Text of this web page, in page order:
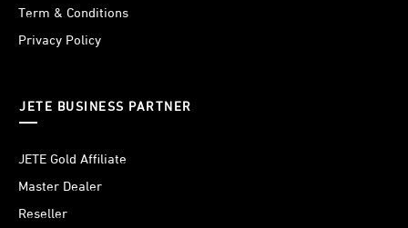
Membuatnya tetap sejuk sepanjang hari.
Term & Conditions
Privacy Policy
JETE BUSINESS PARTNER
JETE Gold Affiliate
Master Dealer
Reseller